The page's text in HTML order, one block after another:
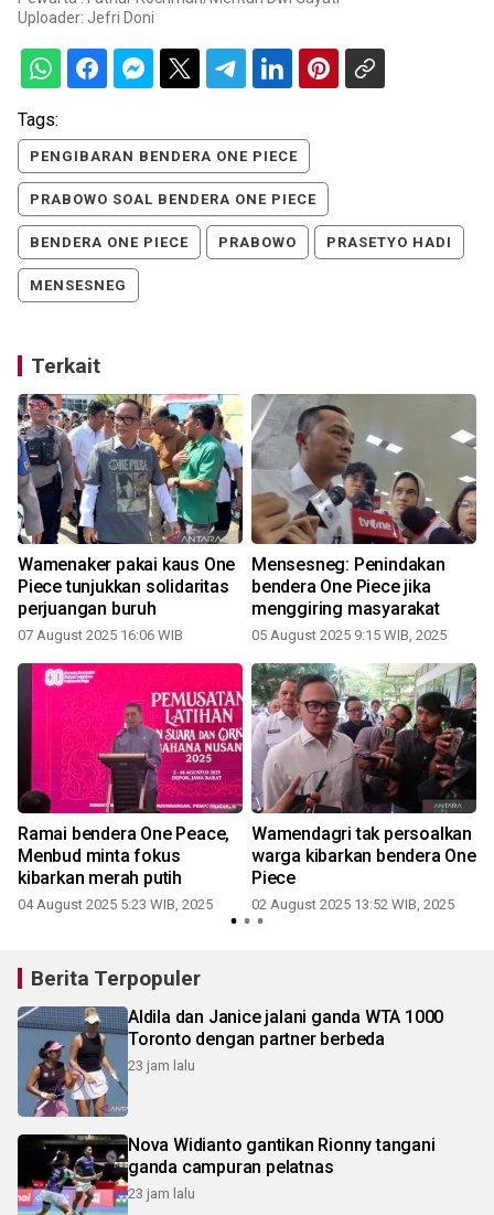
Uploader: Jefri Doni
Tags:
PENGIBARAN BENDERA ONE PIECE
PRABOWO SOAL BENDERA ONE PIECE
BENDERA ONE PIECE PRABOWO PRASETYO HADI
MENSESNEG
Terkait
Wamenaker pakai kaus One
Piece tunjukkan solidaritas
perjuangan buruh
07 August 2025 16:06 WIB
Mensesneg: Penindakan
bendera One Piece jika
menggiring masyarakat
05 August 2025 9:15 WIB, 2025
Ramai bendera One Peace,
Menbud minta fokus
kibarkan merah putih
04 August 2025 5:23 WIB, 2025
Wamendagri tak persoalkan
warga kibarkan bendera One
Piece
02 August 2025 13:52 WIB, 2025
Berita Terpopuler
Aldila dan Janice jalani ganda WTA 1000
Toronto dengan partner berbeda
23 jam lalu
Nova Widianto gantikan Rionny tangani
ganda campuran pelatnas
23 jam lalu